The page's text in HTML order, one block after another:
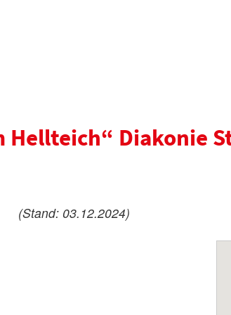
Hellteich“ Diakonie
(Stand: 03.12.2024)